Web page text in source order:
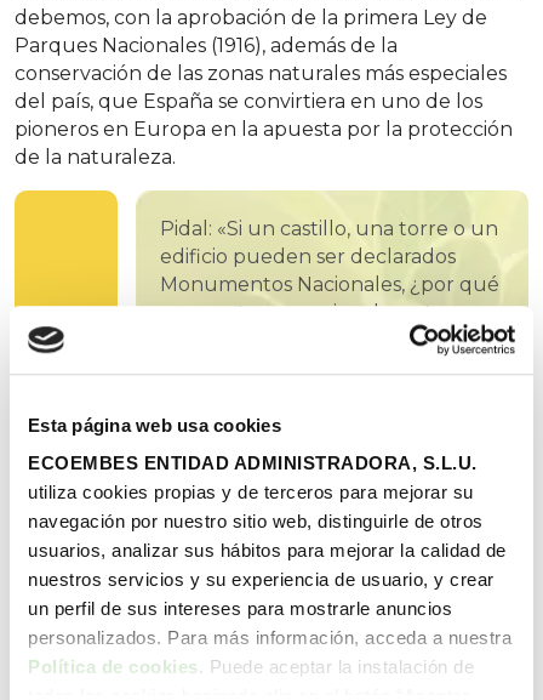
Esta página web usa cookies
ECOEMBES ENTIDAD ADMINISTRADORA, S.L.U.
utiliza cookies propias y de terceros para mejorar su
navegación por nuestro sitio web, distinguirle de otros
usuarios, analizar sus hábitos para mejorar la calidad de
nuestros servicios y su experiencia de usuario, y crear
un perfil de sus intereses para mostrarle anuncios
personalizados. Para más información, acceda a nuestra
Política de cookies. Puede aceptar la instalación de
debemos, con la aprobación de la primera Ley de
Parques Nacionales (1916), además de la
conservación de las zonas naturales más especiales
del país, que España se convirtiera en uno de los
pioneros en Europa en la apuesta por la protección
de la naturaleza.
Pidal: «Si un castillo, una torre o un
edificio pueden ser declarados
Monumentos Nacionales, ¿por qué
un monte excepcionalmente
hermoso no ha de ser declarado
Parque Nacional para poder
De Los Picos de Europa a
Doñana
La primera Ley de Parques Nacionales de España,
promulgada y defendida por Pidal, recogía el
concepto de lo que es un parque nacional,
conceptos bajo los cuáles en 1918 se declararon los
dos primeros parques nacionales españoles: el de la